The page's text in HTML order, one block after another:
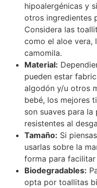
hipoalergénicas y
otros ingredientes
Considera las
como el aloe vera,
camomila.
Material:
pueden estar
algodón y/u otros
bebé, los mejores
son suaves para
resistentes al
Tamaño: Si
usarlas sobre la
forma para
Biodegradables:
opta por toallitas